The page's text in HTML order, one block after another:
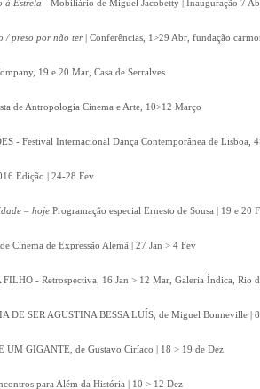
à Estrela - Mobiliário de Miguel Jacobetty | Inauguração 7
/ preso por não ter| Conferências, 1>29 Abr, fundação
19 e 20 Mar, Casa de Serralves
de Antropologia Cinema e Arte, 10>12 Março
- Festival Internacional Dança Contemporânea de Lisboa,
Edição | 24-28 Fev
– hoje Programação especial Ernesto de Sousa | 19 e 20
Cinema de Expressão Alemã | 27 Jan > 4 Fev
FILHO - Retrospectiva, 16 Jan > 12 Mar, Galeria Índica, Rio
DE SER AGUSTINA BESSA LUÍS, de Miguel Bonneville |
UM GIGANTE, de Gustavo Ciríaco | 18 > 19 de Dez
para Além da História | 10 > 12 Dez